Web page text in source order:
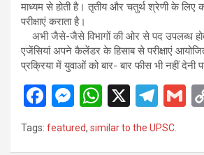
माध्यम से होती है। तृतीय और चतुर्थ श्रेणी के लिए
परीक्षाएं कराता है।
अभी जैसे-जैसे विभागों की ओर से पद उपलब्ध
एजेंसियां अपने कैलेंडर के हिसाब से परीक्षाएं
प्रक्रिया में युवाओं को बार- बार फीस भी नहीं देनी
F
a
M
es
se
W
h
X
T
el
G
Tags: featured, similar to the UPSC.